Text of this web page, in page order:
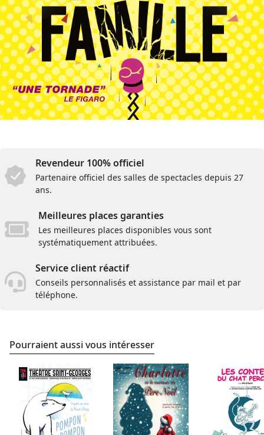
Revendeur 100% officiel
Partenaire officiel des salles de spectacles depuis 27
ans.
Meilleures places garanties
Les meilleures places disponibles vous sont
systématiquement attribuées.
Service client réactif
Conseils personnalisés et assistance par mail et par
téléphone.
Pourraient aussi vous intéresser